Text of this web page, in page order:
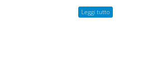
Leggi tutto